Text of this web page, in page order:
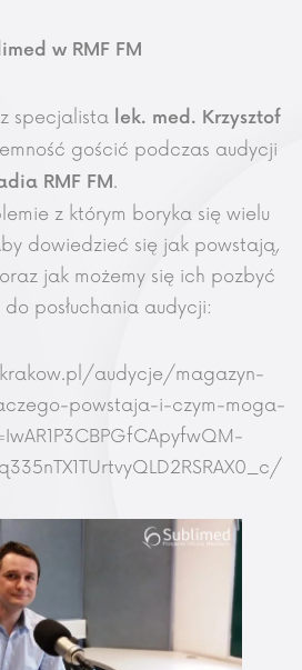
w RMF FM
specjalista lek. med. Krzysztof
gościć podczas audycji
RMF FM.
z którym boryka się wielu
dowiedzieć się jak powstają,
jak możemy się ich pozbyć
posłuchania audycji:
audycje/magazyn-
powstaja-i-czym-moga-